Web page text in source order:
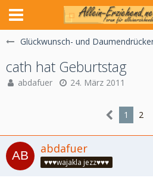
Glückwunsch- und
cath hat Geburtstag
abdafuer 24. März 2011
1 2
abdafuer
♥♥♥wajakla jezz♥♥♥